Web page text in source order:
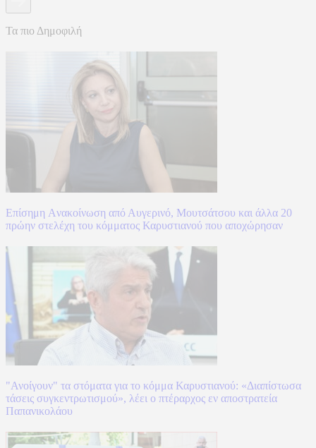
Τα πιο Δημοφιλή
Επίσημη Aνακοίνωση από Αυγερινό, Μουτσάτσου και άλλα 20
πρώην στελέχη του κόμματος Καρυστιανού που αποχώρησαν
"Ανοίγουν" τα στόματα για το κόμμα Καρυστιανού: «Διαπίστωσα
τάσεις συγκεντρωτισμού», λέει ο πτέραρχος εν αποστρατεία
Παπανικολάου